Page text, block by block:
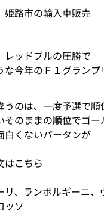
路市の輸入車販売
レッドブルの圧勝で
今年のＦ１グランプ
うのは、一度予選で
そのままの順位でゴー
白くないパータンが
はこちら
リ、ランボルギーニ
ッソ